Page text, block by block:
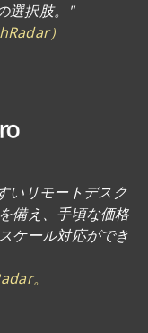
選択肢。"
）
いリモートデスク
備え、手頃な価格
ケール対応ができ
。